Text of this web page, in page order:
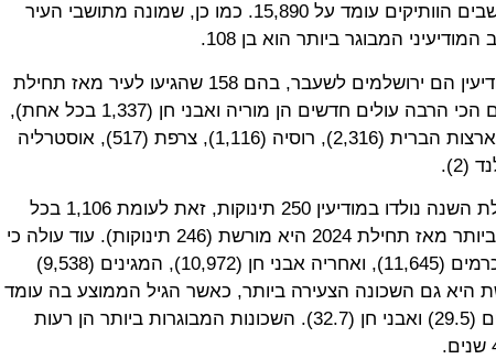
בגילי 41-60, ואילו מספר התושבים הוותיקים עומד על 15,890. כמו כן, שמונה מתושבי העיר
עוד עולה כי 8,193 מתושבי מודיעין הם ירושלמים לשעבר, בהם 158 שהגיעו לעיר מאז תחילת
השנה. השכונות בהן מתגוררים הכי הרבה עולים חדשים הן מוריה ואבני חן (1,337 בכל אחת),
כאשר מרבית העולים הגיעו מארצות הברית (2,316), רוסיה (1,116), צרפת (517), אוסטרליה
נתוני הילודה מראים כי מתחילת השנה נולדו במודיעין 250 תינוקות, זאת לעומת 1,106 בכל
2024, כאשר השכונה הפוריה ביותר מאז תחילת 2024 היא מורשת (246 תינוקות). עוד עולה כי
השכונה הגדולה ביותר היא הכרמים (11,645), ואחריה אבני חן (10,972), המגינים (9,538)
מורשת היא גם השכונה הצעירה ביותר, כאשר הגיל הממוצע בה עומד
כיום על 25.9, ואחריה הציפורים (29.5) ואבני חן (32.7). השכונות המבוגרות ביותר הן רעות